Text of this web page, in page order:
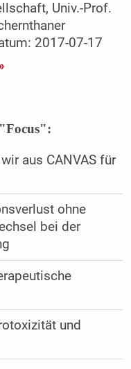
Univ.-Prof.
2017-07-17
aus CANVAS für
ohne
bei der
und